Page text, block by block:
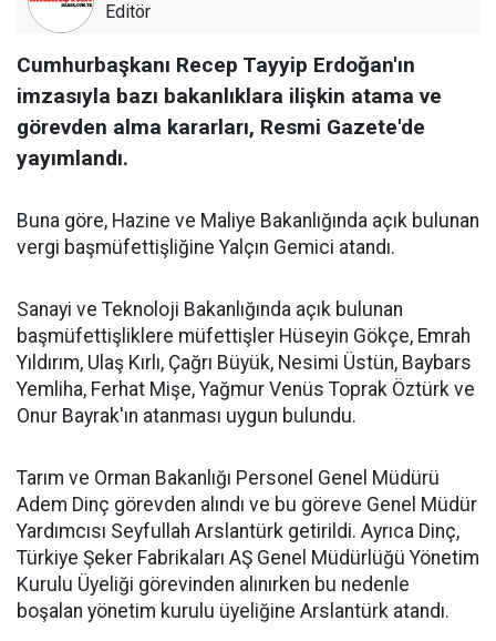
Editör
Cumhurbaşkanı Recep Tayyip Erdoğan'ın
imzasıyla bazı bakanlıklara ilişkin atama ve
görevden alma kararları, Resmi Gazete'de
yayımlandı.
Buna göre, Hazine ve Maliye Bakanlığında açık bulunan
vergi başmüfettişliğine Yalçın Gemici atandı.
Sanayi ve Teknoloji Bakanlığında açık bulunan
başmüfettişliklere müfettişler Hüseyin Gökçe, Emrah
Yıldırım, Ulaş Kırlı, Çağrı Büyük, Nesimi Üstün, Baybars
Yemliha, Ferhat Mişe, Yağmur Venüs Toprak Öztürk ve
Onur Bayrak'ın atanması uygun bulundu.
Tarım ve Orman Bakanlığı Personel Genel Müdürü
Adem Dinç görevden alındı ve bu göreve Genel Müdür
Yardımcısı Seyfullah Arslantürk getirildi. Ayrıca Dinç,
Türkiye Şeker Fabrikaları AŞ Genel Müdürlüğü Yönetim
Kurulu Üyeliği görevinden alınırken bu nedenle
boşalan yönetim kurulu üyeliğine Arslantürk atandı.